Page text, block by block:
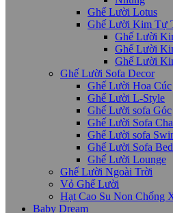
Ghế Lười Lotus
Ghế Lười Kim Tự
Ghế Lười
Ghế Lười
Ghế Lười
Ghế Lười Sofa Decor
Ghế Lười Hoa Cúc
Ghế Lười L-Style
Ghế Lười sofa Góc
Ghế Lười Sofa
Ghế Lười sofa
Ghế Lười Sofa Bed
Ghế Lười Lounge
Ghế Lười Ngoài Trời
Vỏ Ghế Lười
Hạt Cao Su Non Chống
Baby Dream